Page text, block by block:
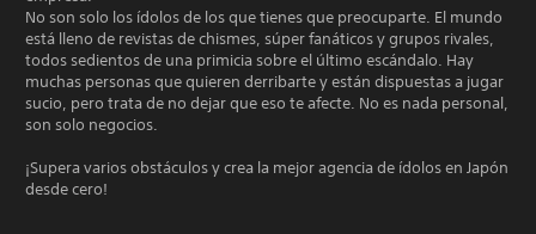
No son solo los ídolos de los que tienes que preocuparte. El mundo
está lleno de revistas de chismes, súper fanáticos y grupos rivales,
todos sedientos de una primicia sobre el último escándalo. Hay
muchas personas que quieren derribarte y están dispuestas a jugar
sucio, pero trata de no dejar que eso te afecte. No es nada personal,
son solo negocios.
¡Supera varios obstáculos y crea la mejor agencia de ídolos en Japón
desde cero!